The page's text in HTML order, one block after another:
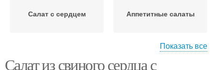
Салат с сердцем Аппетитные салаты
Показать все
Салат из свиного сердца с